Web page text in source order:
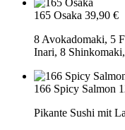
165 Osaka 39,90 €
8 Avokadomaki, 5
Inari, 8
166 Spicy Salmon
Pikante Sushi mit